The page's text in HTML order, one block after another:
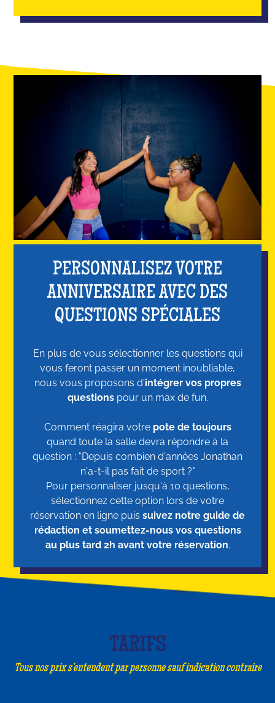
PERSONNALISEZ VOTRE
ANNIVERSAIRE AVEC DES
QUESTIONS SPÉCIALES
En plus de vous sélectionner les questions qui
vous feront passer un moment inoubliable,
nous vous proposons d'intégrer vos propres
questions pour un max de fun.
Comment réagira votre pote de toujours
quand toute la salle devra répondre à la
question : "Depuis combien d'années Jonathan
n'a-t-il pas fait de sport ?"
Pour personnaliser jusqu'à 10 questions,
sélectionnez cette option lors de votre
réservation en ligne puis suivez notre guide de
rédaction et soumettez-nous vos questions
au plus tard 2h avant votre réservation.
TARIFS
Tous nos prix s’entendent par personne sauf indication contraire